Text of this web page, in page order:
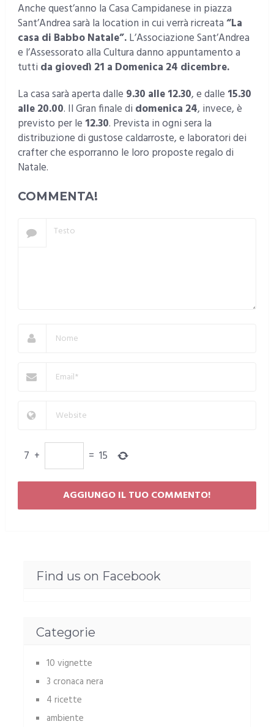
Anche quest’anno la Casa Campidanese in piazza
Sant’Andrea sarà la location in cui verrà ricreata“La
casa di Babbo Natale”.L’Associazione Sant’Andrea
e l’Assessorato alla Cultura danno appuntamento a
tutti da giovedì 21 a Domenica 24 dicembre.
La casa sarà aperta dalle 9.30 alle 12.30, e dalle 15.30
alle 20.00. Il Gran finale di domenica 24, invece, è
previsto per le 12.30. Prevista in ogni sera la
distribuzione di gustose caldarroste, e laboratori dei
crafter che esporranno le loro proposte regalo di
Natale.
COMMENTA!
7 + = 15
Find us on Facebook
Categorie
10 vignette
3 cronaca nera
4 ricette
ambiente